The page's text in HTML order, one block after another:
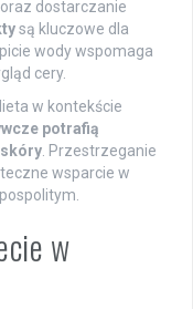
dostarczanie
są kluczowe dla
wody wspomaga
cery.
w kontekście
potrafią
skóry . Przestrzeganie
wsparcie w
w